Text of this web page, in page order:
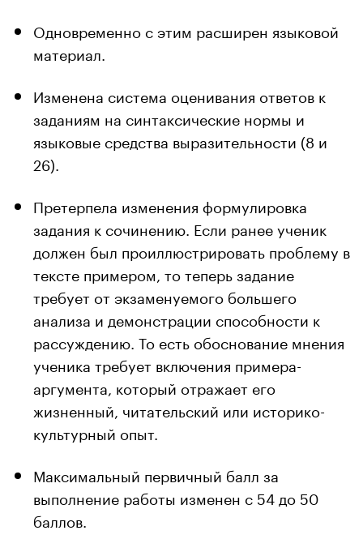
Одновременно с этим расширен языковой
материал.
Изменена система оценивания ответов к
заданиям на синтаксические нормы и
языковые средства выразительности (8 и
26).
Претерпела изменения формулировка
задания к сочинению. Если ранее ученик
должен был проиллюстрировать проблему в
тексте примером, то теперь задание
требует от экзаменуемого большего
анализа и демонстрации способности к
рассуждению. То есть обоснование мнения
ученика требует включения примера-
аргумента, который отражает его
жизненный, читательский или историко-
культурный опыт.
Максимальный первичный балл за
выполнение работы изменен с 54 до 50
баллов.